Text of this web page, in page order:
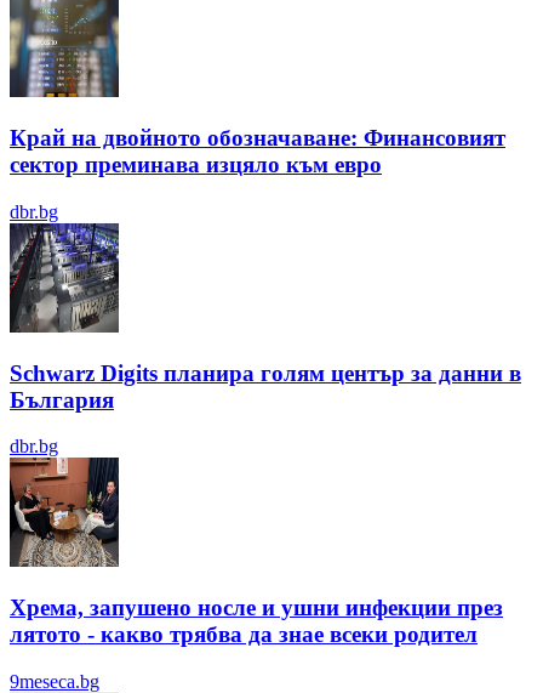
Край на двойното обозначаване: Финансовият
сектор преминава изцяло към евро
dbr.bg
Schwarz Digits планира голям център за данни в
България
dbr.bg
Хрема, запушено носле и ушни инфекции през
лятотo - какво трябва да знае всеки родител
9meseca.bg